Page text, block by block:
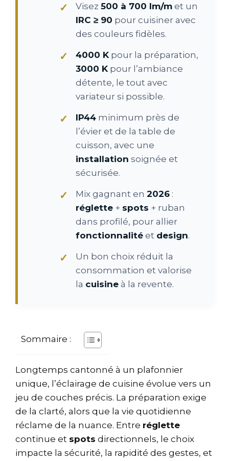
Visez 500 à 700 lm/m et un
IRC ≥ 90 pour cuisiner avec
des couleurs fidèles.
4000 K pour la préparation,
3000 K pour l’ambiance
détente, le tout avec
variateur si possible.
IP44 minimum près de
l’évier et de la table de
cuisson, avec une
installation soignée et
sécurisée.
Mix gagnant en 2026 :
réglette + spots + ruban
dans profilé, pour allier
fonctionnalité et design.
Un bon choix réduit la
consommation et valorise
la cuisine à la revente.
Sommaire :
Longtemps cantonné à un plafonnier
unique, l’éclairage de cuisine évolue vers un
jeu de couches précis. La préparation exige
de la clarté, alors que la vie quotidienne
réclame de la nuance. Entre réglette
continue et spots directionnels, le choix
impacte la sécurité, la rapidité des gestes, et